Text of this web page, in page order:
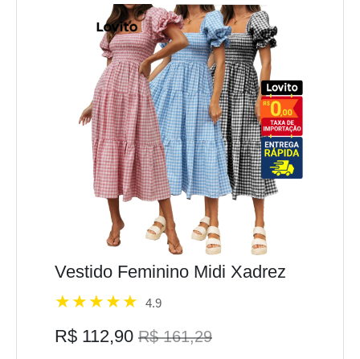
Vestido Feminino Midi Xadrez
4.9
R$ 112,90 R$ 161,29